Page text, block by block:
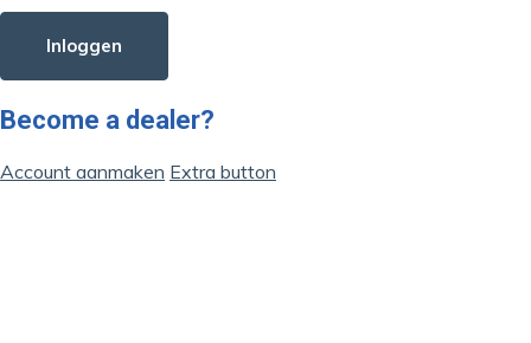
Inloggen
Become a dealer?
Account aanmaken Extra button